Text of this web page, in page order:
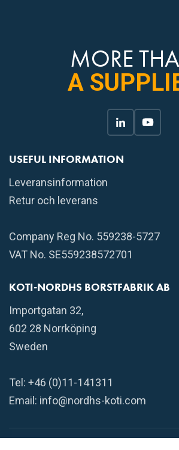
MORE
A
USEFUL INFORMATION
Leveransinformation
Retur och leverans
Company Reg No. 559238-5727
VAT No. SE559238572701
KOTI-NORDHS BORSTFABRIK AB
Importgatan 32,
602 28 Norrköping
Sweden
Tel: +46 (0)11-141311
Email: info@nordhs-koti.com